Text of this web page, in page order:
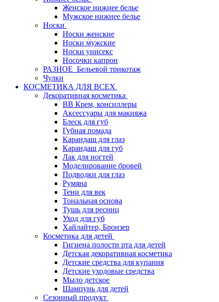
Женское нижнее белье
Мужское нижнее белье
Носки
Носки женские
Носки мужские
Носки унисекс
Носочки капрон
РАЗНОЕ_Бельевой трикотаж
Чулки
КОСМЕТИКА ДЛЯ ВСЕХ
Декоративная косметика
BB Крем, консиллеры
Аксессуары для макияжа
Блеск для губ
Губная помада
Карандаш для глаз
Карандаш для губ
Лак для ногтей
Моделирование бровей
Подводки для глаз
Румяна
Тени для век
Тональная основа
Тушь для ресниц
Уход для губ
Хайлайтер, Бронзер
Косметика для детей
Гигиена полости рта для детей
Детская декоративная косметика
Детские средства для купания
Детские уходовые средства
Мыло детское
Шампунь для детей
Сезонный продукт